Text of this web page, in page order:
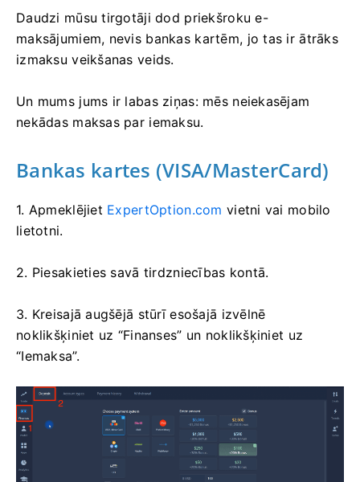
Daudzi mūsu tirgotāji dod priekšroku e-
maksājumiem, nevis bankas kartēm, jo ​​tas ir ātrāks
izmaksu veikšanas veids.
Un mums jums ir labas ziņas: mēs neiekasējam
nekādas maksas par iemaksu.
Bankas kartes (VISA/MasterCard)
1. Apmeklējiet ExpertOption.com vietni vai mobilo
lietotni.
2. Piesakieties savā tirdzniecības kontā.
3. Kreisajā augšējā stūrī esošajā izvēlnē
noklikšķiniet uz “Finanses” un noklikšķiniet uz
“Iemaksa”.